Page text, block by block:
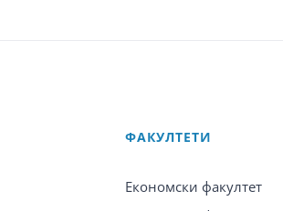
ФАКУЛТЕТИ
Економски факултет